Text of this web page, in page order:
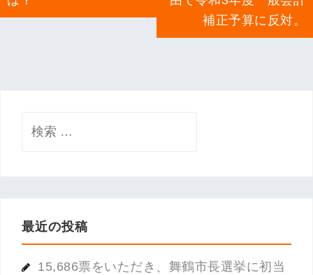
o
ゲ
補正予算に反対。
索:
最近の投稿
15,686票をいただき、舞鶴市長選挙に初当